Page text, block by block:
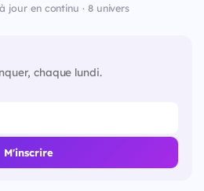
jour en continu · 8 univers
chaque lundi.
M'inscrire